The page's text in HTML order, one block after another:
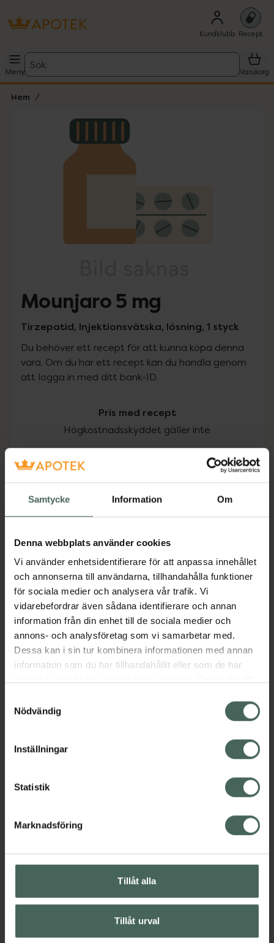
Samtycke Information Om
Denna webbplats använder cookies
Vi använder enhetsidentifierare för att anpassa innehållet
och annonserna till användarna, tillhandahålla funktioner
för sociala medier och analysera vår trafik. Vi
vidarebefordrar även sådana identifierare och annan
information från din enhet till de sociala medier och
annons- och analysföretag som vi samarbetar med.
Dessa kan i sin tur kombinera informationen med annan
information som du har tillhandahållit eller som de har
återkalla ditt samtycke via webbplatsens
cookieinställningar. Ett återkallat samtycke påverkar inte
lagligheten av behandling som skett innan återkallelsen.
Nödvändig
Inställningar
Statistik
Marknadsföring
Tillåt alla
Tillåt urval
Kundklubb Recept
Meny
Sök
Varukorg
Hem
Lista: . Innehåller 1 objekt.
Mounjaro 5 mg
Tirzepatid, Injektionsvätska, lösning, 1 styck
Du behöver ett recept för att kunna köpa denna
vara. Om du har ett recept kan du handla genom
att logga in med ditt bank-ID.
Pris med recept
Högkostnadsskyddet gäller inte
535,13 kr
I apotek:535,13 kr
Köp via ditt recept
Fler produkter från Mounjaro
Aktuella erbjudanden
Beskrivning Dölj
EAN:05712440022379
Kronans Apotek finns här för dig. Du hittar oss från Skåne i
syd till Lappland i norr, och online i mobilen och på
hjälpa just dig att må lite bättre. Välkommen att prata
Kundservice
Leverans, betalning och retur